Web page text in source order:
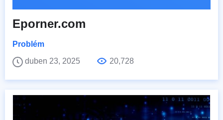
Eporner.com
Problém
duben 23, 2025
20,728